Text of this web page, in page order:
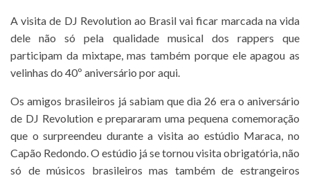
A visita de DJ Revolution ao Brasil vai ficar marcada na vida
dele não só pela qualidade musical dos rappers que
participam da mixtape, mas também porque ele apagou as
velinhas do 40º aniversário por aqui.
Os amigos brasileiros já sabiam que dia 26 era o aniversário
de DJ Revolution e prepararam uma pequena comemoração
que o surpreendeu durante a visita ao estúdio Maraca, no
Capão Redondo. O estúdio já se tornou visita obrigatória, não
só de músicos brasileiros mas também de estrangeiros